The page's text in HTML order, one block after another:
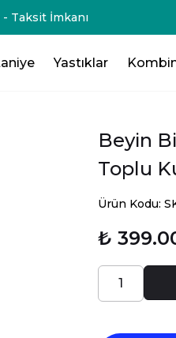
Taksit İmkanı
Yastıklar
Beyin
Toplu
Ürün Kodu:
₺